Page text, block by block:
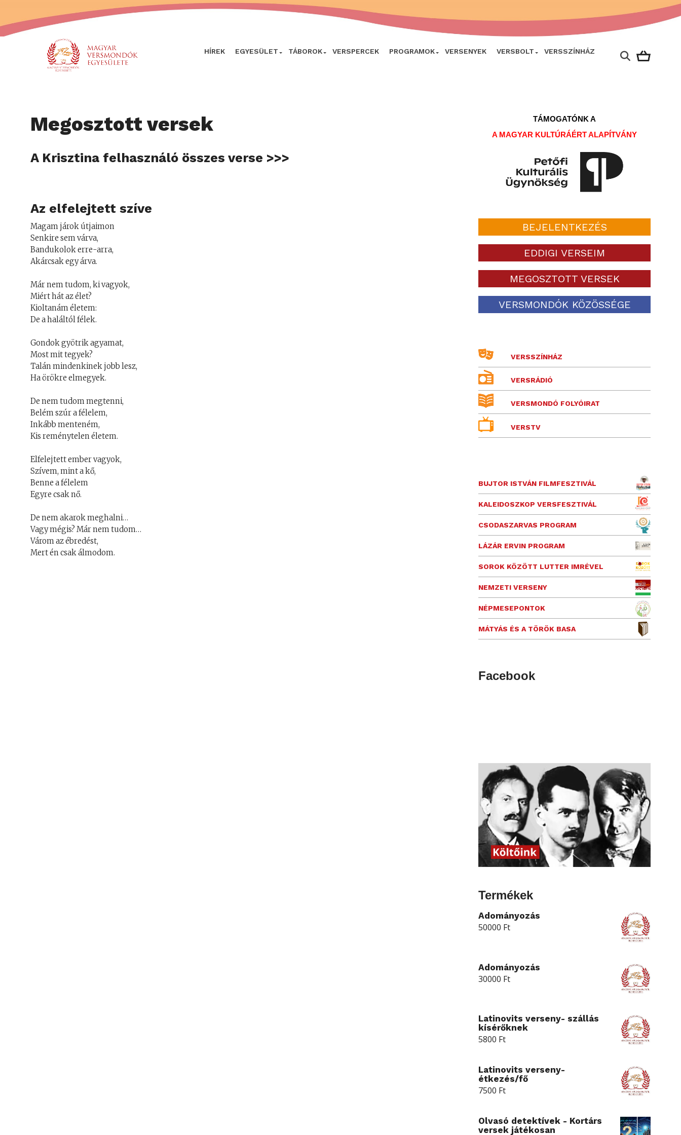
HÍREK EGYESÜLET TÁBOROK VERSPERCEK PROGRAMOK VERSENYEK VERSBOLT VERSSZÍNHÁZ
Megosztott versek
A Krisztina felhasználó összes verse >>>
Az elfelejtett szíve
Magam járok útjaimon
Senkire sem várva,
Bandukolok erre-arra,
Akárcsak egy árva.
Már nem tudom, ki vagyok,
Miért hát az élet?
Kioltanám életem:
De a haláltól félek.
Gondok gyötrik agyamat,
Most mit tegyek?
Talán mindenkinek jobb lesz,
Ha örökre elmegyek.
De nem tudom megtenni,
Belém szúr a félelem,
Inkább menteném,
Kis reménytelen életem.
Elfelejtett ember vagyok,
Szívem, mint a kő,
Benne a félelem
Egyre csak nő.
De nem akarok meghalni…
Vagy mégis? Már nem tudom…
Várom az ébredést,
Mert én csak álmodom.
TÁMOGATÓNK A
A MAGYAR KULTÚRÁÉRT ALAPÍTVÁNY
BEJELENTKEZÉS
EDDIGI VERSEIM
MEGOSZTOTT VERSEK
VERSMONDÓK KÖZÖSSÉGE
VERSSZÍNHÁZ
VERSRÁDIÓ
VERSMONDÓ FOLYÓIRAT
VERSTV
BUJTOR ISTVÁN FILMFESZTIVÁL
KALEIDOSZKOP VERSFESZTIVÁL
CSODASZARVAS PROGRAM
LÁZÁR ERVIN PROGRAM
SOROK KÖZÖTT LUTTER IMRÉVEL
NEMZETI VERSENY
NÉPMESEPONTOK
MÁTYÁS ÉS A TÖRÖK BASA
Facebook
Termékek
Adományozás
50000 Ft
Adományozás
30000 Ft
Latinovits verseny- szállás
kísérőknek
5800 Ft
Latinovits verseny-
étkezés/fő
7500 Ft
Olvasó detektívek - Kortárs
versek játékosan